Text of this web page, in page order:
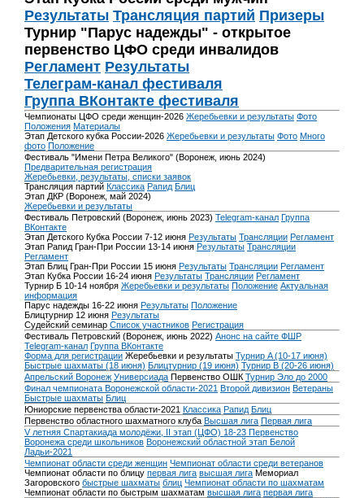
Результаты Трансляция партий Призеры
Турнир "Парус надежды" - открытое
первенство ЦФО среди инвалидов
Регламент Результаты
Телеграм-канал фестиваля
Группа ВКонтакте фестиваля
Чемпионаты ЦФО среди женщин-2026 Жеребьевки и результаты Фото
Положения Материалы
Этап Детского кубка России-2026 Жеребьевки и результаты Фото Много
фото Положение
Фестиваль "Имени Петра Великого" (Воронеж, июнь 2024)
Предварительная регистрация
Жеребьевки, результаты, списки заявок
Трансляция партий Классика Рапид Блиц
Этап ДКР (Воронеж, май 2024)
Жеребьевки и результаты
Фестиваль Петровский (Воронеж, июнь 2023) Telegram-канал Группа
ВКонтакте
Этап Детского Кубка России 7-12 июня Результаты Трансляции Регламент
Этап Рапид Гран-При России 13-14 июня Результаты Трансляции
Регламент
Этап Блиц Гран-При России 15 июня Результаты Трансляции Регламент
Этап Кубка России 16-24 июня Результаты Трансляции Регламент
Турнир Б 10-14 ноября Жеребьевки и результаты Положение Актуальная
информация
Парус надежды 16-22 июня Результаты Положение
Блицтурнир 12 июня Результаты
Судейский семинар Список участников Регистрация
Фестиваль Петровский (Воронеж, июнь 2022) Анонс на сайте ФШР
Telegram-канал Группа ВКонтакте
Форма для регистрации Жеребьевки и результаты Турнир A (10-17 июня)
Быстрые шахматы (18 июня) Блицтурнир (19 июня) Турнир B (20-26 июня)
Апрельский Воронеж Универсиада Первенство ОШК Турнир Эло до 2000
Финал чемпионата Воронежской области-2021 Второй дивизион Ветераны
Быстрые шахматы Блиц
Юниорские первенства области-2021 Классика Рапид Блиц
Первенство областного шахматного клуба Высшая лига Первая лига
V летняя Спартакиада молодёжи, II этап (ЦФО) 18-23 Первенство
Воронежа среди школьников Воронежский областной этап Белой
Ладьи-2021
Чемпионат области среди женщин Чемпионат области среди ветеранов
Чемпионат области по блицу первая лига высшая лига Мемориал
Загоровского быстрые шахматы блиц Чемпионат области по шахматам
Чемпионат области по быстрым шахматам высшая лига первая лига